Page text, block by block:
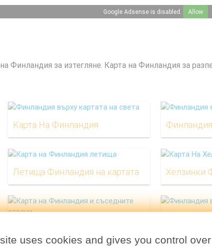
Google Adsense is disabled. Allow
Финландия за изтегляне. Карта на Финландия за
Карта На Финландия
Летища Финландия на картата Хелзинки
uses cookies and gives you control